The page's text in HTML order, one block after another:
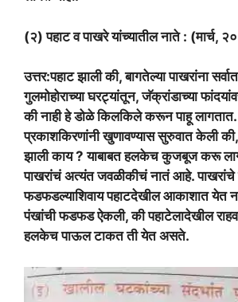
(२) पहाट व पाखरे यांच्यातील नाते : (मार्च,
उत्तर:पहाट झाली की, बागतेल्या पाखरांना
गुलमोहोराच्या घरट्यांतून, जॅक्रांडाच्या
की नाही हे डोळे किलकिले करून पाहू लागतात.
प्रकाशकिरणांनी खुणावण्यास सुरुवात केली
झाली काय ? याबाबत हलकेच कुजबूज करू
पाखरांचं अत्यंत जवळीकीचं नातं आहे.
फडफडल्याशिवाय पहाटदेखील आकाशात येत
पंखांची फडफड ऐकली, की पहाटेलादेखील
हलकेच पाऊल टाकत ती येत असते.